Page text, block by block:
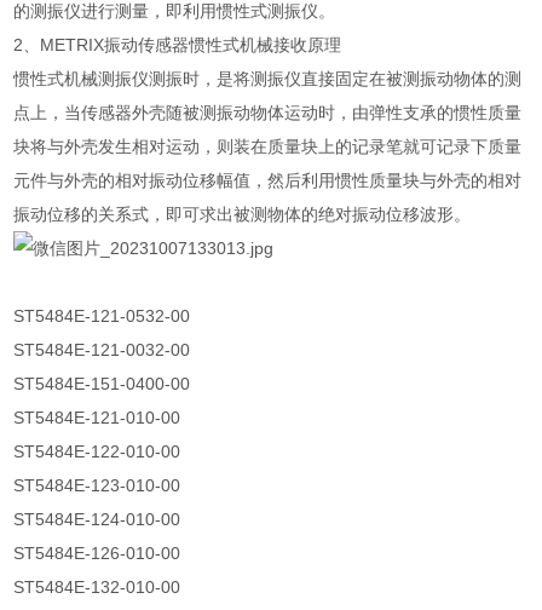
的测振仪进行测量，即利用惯性式测振仪。
2、METRIX振动传感器惯性式机械接收原理
惯性式机械测振仪测振时，是将测振仪直接固定在被测振动物体的测
点上，当传感器外壳随被测振动物体运动时，由弹性支承的惯性质量
块将与外壳发生相对运动，则装在质量块上的记录笔就可记录下质量
元件与外壳的相对振动位移幅值，然后利用惯性质量块与外壳的相对
振动位移的关系式，即可求出被测物体的绝对振动位移波形。
ST5484E-121-0532-00
ST5484E-121-0032-00
ST5484E-151-0400-00
ST5484E-121-010-00
ST5484E-122-010-00
ST5484E-123-010-00
ST5484E-124-010-00
ST5484E-126-010-00
ST5484E-132-010-00